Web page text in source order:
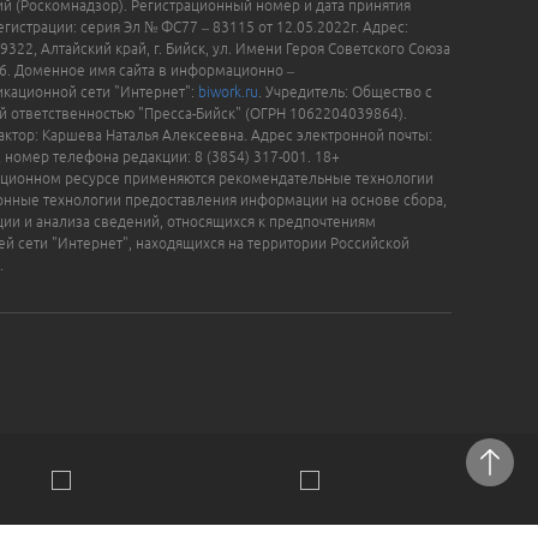
(Роскомнадзор). Регистрационный номер и дата принятия
серия Эл № ФС77 – 83115 от 12.05.2022г. Адрес:
Алтайский край, г. Бийск, ул. Имени Героя Советского Союза
Доменное имя сайта в информационно –
сети "Интернет": biwork.ru . Учредитель: Общество с
ответственностью "Пресса-Бийск" (ОГРН 1062204039864).
Каршева Наталья Алексеевна. Адрес электронной почты:
, номер телефона редакции: 8 (3854) 317-001. 18+
ресурсе применяются рекомендательные технологии
технологии предоставления информации на основе сбора,
и анализа сведений, относящихся к предпочтениям
сети "Интернет", находящихся на территории Российской